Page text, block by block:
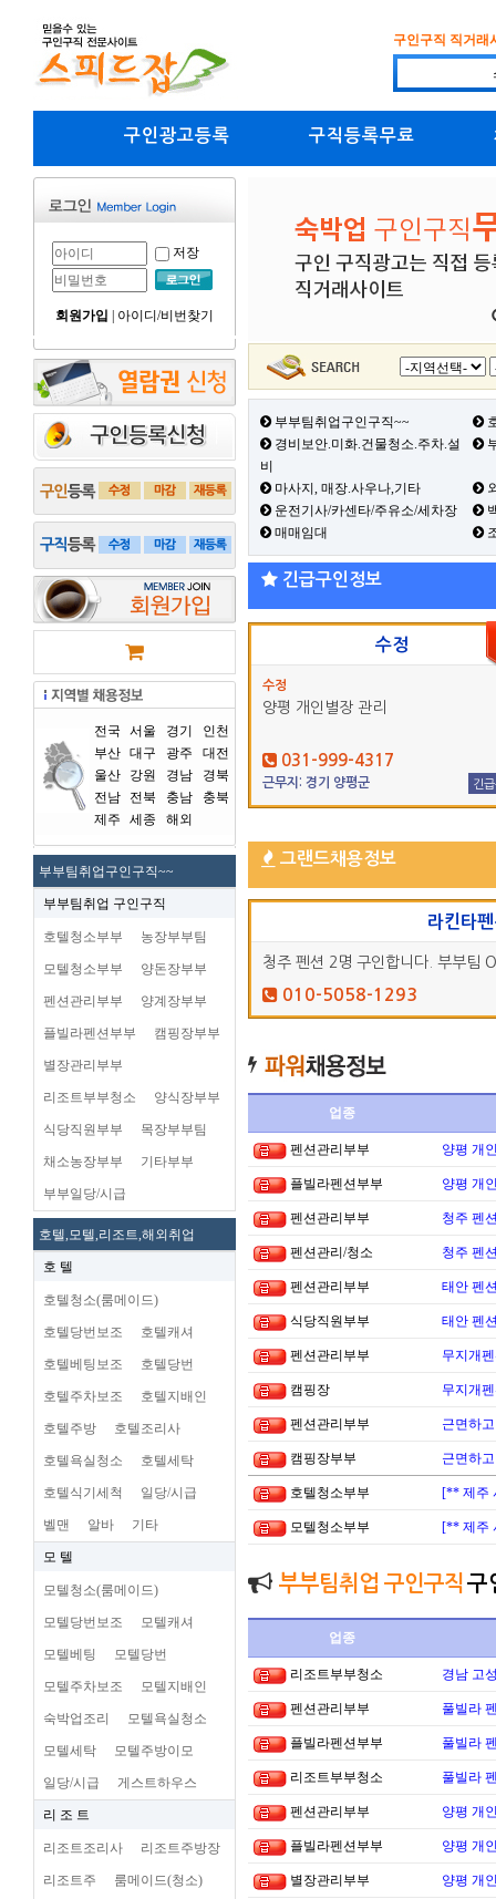
구인구직 직거래
구인광고등록 구직등록무료
저장
회원가입 아이디/비번찾기
전국 서울 경기
인천
부산 대구 광주
대전
울산
강원 경남
경북
전남
전북 충남
충북
제주
세종 해외
부부팀취업구인구직~~
부부팀취업 구인구직
호텔청소부부 농장부부팀
모텔청소부부 양돈장부부
펜션관리부부 양계장부부
플빌라펜션부부 캠핑장부부
별장관리부부
리조트부부청소 양식장부부
식당직원부부 목장부부팀
채소농장부부 기타부부
부부일당/시급
호텔,모텔,리조트,해외취업
호 텔
호텔청소(룸메이드)
호텔당번보조 호텔캐셔
호텔베팅보조 호텔당번
호텔주차보조 호텔지배인
호텔주방 호텔조리사
호텔욕실청소 호텔세탁
호텔식기세척 일당/시급
벨맨 알바 기타
모 텔
모텔청소(룸메이드)
모텔당번보조 모텔캐셔
모텔베팅 모텔당번
모텔주차보조 모텔지배인
숙박업조리 모텔욕실청소
모텔세탁 모텔주방이모
일당/시급 게스트하우스
리 조 트
리조트조리사 리조트주방장
리조트주 룸메이드(청소)
부부팀취업구인구직~~
경비보안.미화.건물청소.주차.설
비
마사지, 매장.사우나,기타
운전기사/카센타/주유소/세차장
매매임대
긴급구인정보
수정
수정
양평 개인별장 관리
031-999-4317
근무지: 경기 양평군 긴
그랜드채용정보
라킨타
청주 펜션 2명 구인합니다. 부부팀
010-5058-1293
업종
펜션관리부부 양평 개
플빌라펜션부부 양평 개
펜션관리부부 청주 펜
펜션관리/청소 청주 펜
펜션관리부부 태안 펜
식당직원부부 태안 펜
펜션관리부부 무지개
캠핑장 무지개
펜션관리부부 근면하
캠핑장부부 근면하
호텔청소부부 [** 제주
모텔청소부부 [** 제주
부부팀취업 구인구직 구
업종
리조트부부청소 경남 고
펜션관리부부 풀빌라
플빌라펜션부부 풀빌라
리조트부부청소 풀빌라
펜션관리부부 양평 개
플빌라펜션부부 양평 개
별장관리부부 양평 개